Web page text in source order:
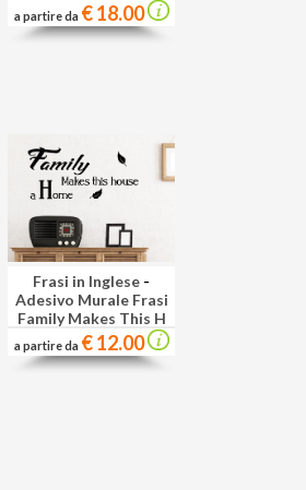
a partire da € 18.00
Frasi in Inglese -
Adesivo Murale Frasi
Family Makes This H
a partire da € 12.00